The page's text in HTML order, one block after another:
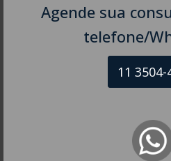
Agende sua
telefone/
11 3504-
completas de forma
e o bem-estar das pessoas,
humanidade e
público em geral.
R. Itapeva, 518 - sala 1301